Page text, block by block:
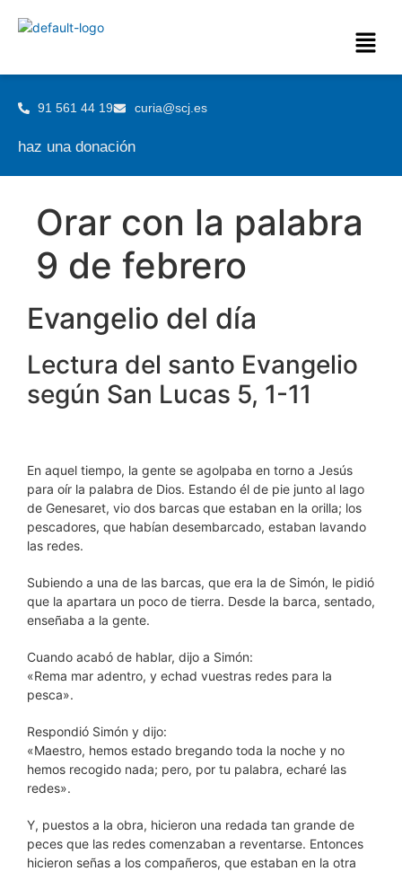
91 561 44 19 curia@scj.es
haz una donación
Orar con la palabra
9 de febrero
Evangelio del día
Lectura del santo Evangelio
según San Lucas 5, 1-11
En aquel tiempo, la gente se agolpaba en torno a Jesús
para oír la palabra de Dios. Estando él de pie junto al lago
de Genesaret, vio dos barcas que estaban en la orilla; los
pescadores, que habían desembarcado, estaban lavando
las redes.
Subiendo a una de las barcas, que era la de Simón, le pidió
que la apartara un poco de tierra. Desde la barca, sentado,
enseñaba a la gente.
Cuando acabó de hablar, dijo a Simón:
«Rema mar adentro, y echad vuestras redes para la
pesca».
Respondió Simón y dijo:
«Maestro, hemos estado bregando toda la noche y no
hemos recogido nada; pero, por tu palabra, echaré las
redes».
Y, puestos a la obra, hicieron una redada tan grande de
peces que las redes comenzaban a reventarse. Entonces
hicieron señas a los compañeros, que estaban en la otra